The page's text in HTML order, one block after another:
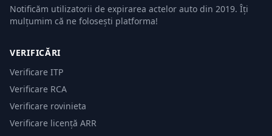
Notificăm utilizatorii de expirarea actelor auto din 2019. Îți
mulțumim că ne folosești platforma!
VERIFICĂRI
Verificare ITP
Verificare RCA
Verificare rovinieta
Verificare licență ARR